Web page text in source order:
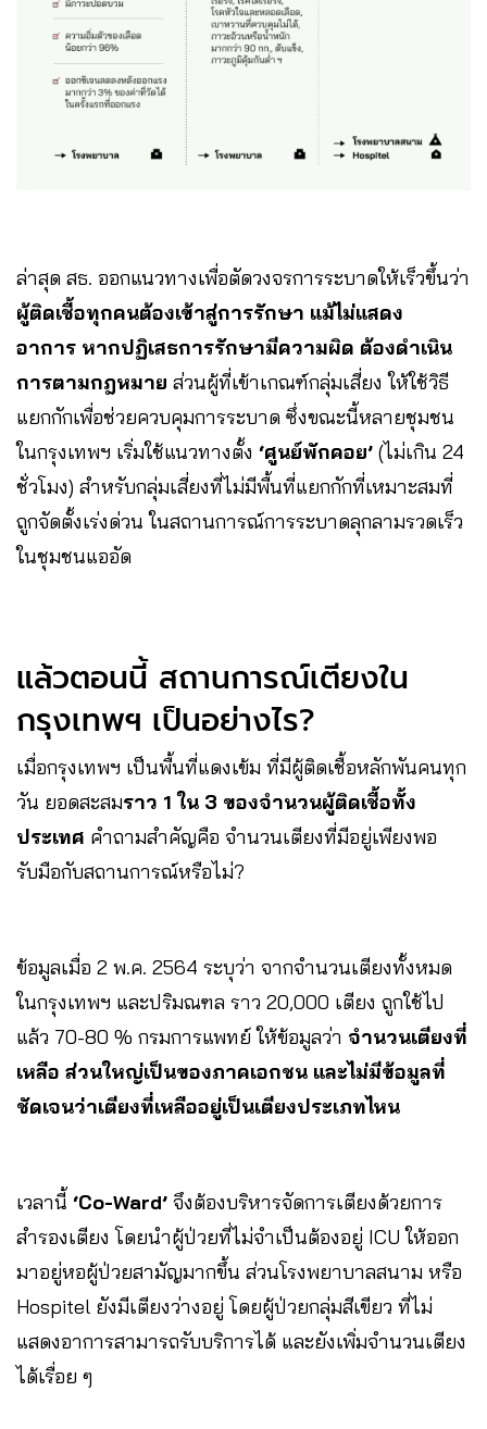
ล่าสุด สธ. ออกแนวทางเพื่อตัดวงจรการระบาดให้เร็วขึ้นว่า
ผู้ติดเชื้อทุกคนต้องเข้าสู่การรักษา แม้ไม่แสดง
อาการ หากปฏิเสธการรักษามีความผิด ต้องดำเนิน
การตามกฎหมาย ส่วนผู้ที่เข้าเกณฑ์กลุ่มเสี่ยง ให้ใช้วิธี
แยกกักเพื่อช่วยควบคุมการระบาด ซึ่งขณะนี้หลายชุมชน
ในกรุงเทพฯ เริ่มใช้แนวทางตั้ง ‘ศูนย์พักคอย’ (ไม่เกิน 24
ชั่วโมง) สำหรับกลุ่มเสี่ยงที่ไม่มีพื้นที่แยกกักที่เหมาะสมที่
ถูกจัดตั้งเร่งด่วน ในสถานการณ์การระบาดลุกลามรวดเร็ว
ในชุมชนแออัด
แล้วตอนนี้ สถานการณ์เตียงใน
กรุงเทพฯ เป็นอย่างไร?
เมื่อกรุงเทพฯ เป็นพื้นที่แดงเข้ม ที่มีผู้ติดเชื้อหลักพันคนทุก
วัน ยอดสะสมราว 1 ใน 3 ของจำนวนผู้ติดเชื้อทั้ง
ประเทศ คำถามสำคัญคือ จำนวนเตียงที่มีอยู่เพียงพอ
รับมือกับสถานการณ์หรือไม่?
ข้อมูลเมื่อ 2 พ.ค. 2564 ระบุว่า จากจำนวนเตียงทั้งหมด
ในกรุงเทพฯ และปริมณฑล ราว 20,000 เตียง ถูกใช้ไป
แล้ว 70-80 % กรมการแพทย์ ให้ข้อมูลว่า จำนวนเตียงที่
เหลือ ส่วนใหญ่เป็นของภาคเอกชน และไม่มีข้อมูลที่
ชัดเจนว่าเตียงที่เหลืออยู่เป็นเตียงประเภทไหน
เวลานี้ ‘Co-Ward’ จึงต้องบริหารจัดการเตียงด้วยการ
สำรองเตียง โดยนำผู้ป่วยที่ไม่จำเป็นต้องอยู่ ICU ให้ออก
มาอยู่หอผู้ป่วยสามัญมากขึ้น ส่วนโรงพยาบาลสนาม หรือ
Hospitel ยังมีเตียงว่างอยู่ โดยผู้ป่วยกลุ่มสีเขียว ที่ไม่
แสดงอาการสามารถรับบริการได้ และยังเพิ่มจำนวนเตียง
ได้เรื่อย ๆ